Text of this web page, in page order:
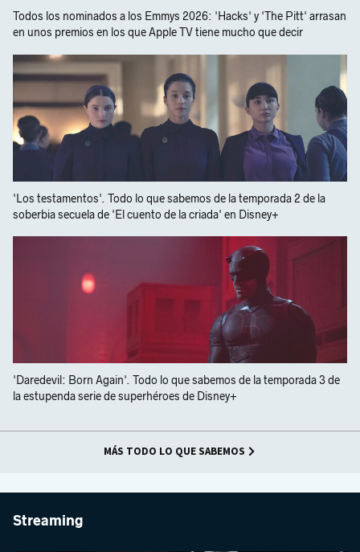
Todos los nominados a los Emmys 2026: 'Hacks' y 'The Pitt' arrasan
en unos premios en los que Apple TV tiene mucho que decir
'Los testamentos'. Todo lo que sabemos de la temporada 2 de la
soberbia secuela de 'El cuento de la criada' en Disney+
'Daredevil: Born Again'. Todo lo que sabemos de la temporada 3 de
la estupenda serie de superhéroes de Disney+
MÁS TODO LO QUE SABEMOS
Streaming